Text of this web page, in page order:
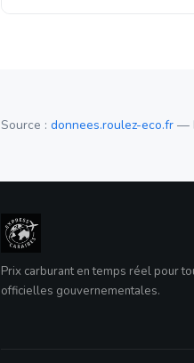
Source : donnees.roulez-eco.fr —
Prix carburant en temps réel pour
officielles gouvernementales.